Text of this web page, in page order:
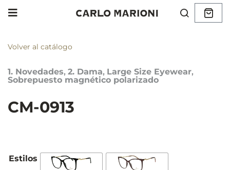
Volver al catálogo
1. Novedades, 2. Dama, Large Size Eyewear,
Sobrepuesto magnético polarizado
CM-0913